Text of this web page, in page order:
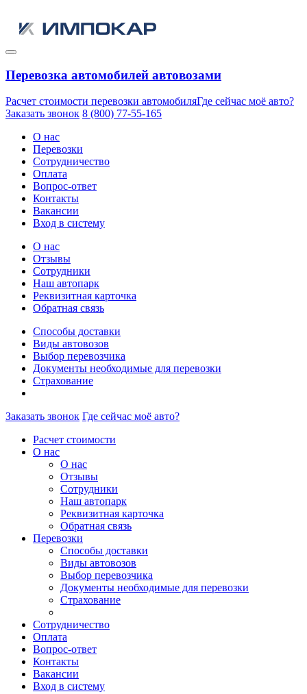
Перевозка автомобилей автовозами
Расчет стоимости перевозки автомобиляГде сейчас моё авто?
Заказать звонок 8 (800) 77-55-165
О нас
Перевозки
Сотрудничество
Оплата
Вопрос-ответ
Контакты
Вакансии
Вход в систему
О нас
Отзывы
Сотрудники
Наш автопарк
Реквизитная карточка
Обратная связь
Способы доставки
Виды автовозов
Выбор перевозчика
Документы необходимые для перевозки
Страхование
Заказать звонок Где сейчас моё авто?
Расчет стоимости
О нас
О нас
Отзывы
Сотрудники
Наш автопарк
Реквизитная карточка
Обратная связь
Перевозки
Способы доставки
Виды автовозов
Выбор перевозчика
Документы необходимые для перевозки
Страхование
Сотрудничество
Оплата
Вопрос-ответ
Контакты
Вакансии
Вход в систему